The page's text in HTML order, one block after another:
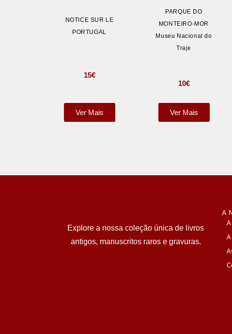
NOTICE SUR LE
PORTUGAL
15€
Ver Mais
PARQUE DO
MONTEIRO-MOR
Museu Nacional do
Traje
10€
Ver Mais
Explore a nossa coleção única de livros
antigos, manuscritos raros e gravuras.
A